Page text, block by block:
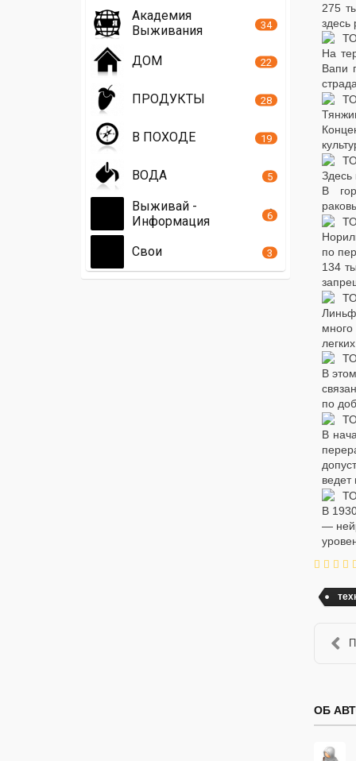
275
здесь
На
Вапи
Здесь
В
по
134
В
по
В
ведет
В
—
ОБ
Академия
Выживания
34
ДОМ 22
ПРОДУКТЫ 28
В ПОХОДЕ 19
ВОДА 5
Выживай -
Информация
6
Свои 3